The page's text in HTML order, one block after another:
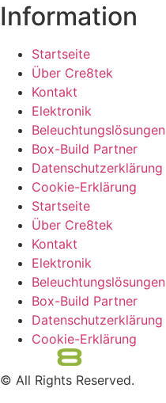
Information
Startseite
Über Cre8tek
Kontakt
Elektronik
Beleuchtungslösungen
Box-Build Partner
Datenschutzerklärung
Cookie-Erklärung
Startseite
Über Cre8tek
Kontakt
Elektronik
Beleuchtungslösungen
Box-Build Partner
Datenschutzerklärung
Cookie-Erklärung
© All Rights Reserved.